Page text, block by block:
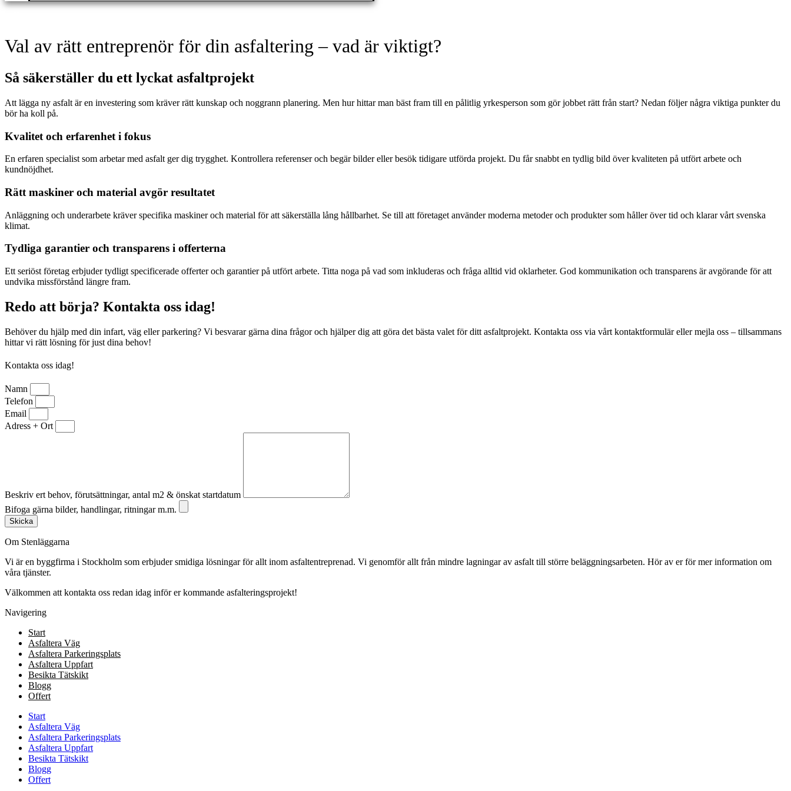
Val av rätt entreprenör för din asfaltering – vad är viktigt?
Så säkerställer du ett lyckat asfaltprojekt
Att lägga ny asfalt är en investering som kräver rätt kunskap och noggrann planering. Men hur hittar man bäst fram till en pålitlig yrkesperson som gör jobbet rätt från start? Nedan följer några viktiga punkter du
bör ha koll på.
Kvalitet och erfarenhet i fokus
En erfaren specialist som arbetar med asfalt ger dig trygghet. Kontrollera referenser och begär bilder eller besök tidigare utförda projekt. Du får snabbt en tydlig bild över kvaliteten på utfört arbete och
kundnöjdhet.
Rätt maskiner och material avgör resultatet
Anläggning och underarbete kräver specifika maskiner och material för att säkerställa lång hållbarhet. Se till att företaget använder moderna metoder och produkter som håller över tid och klarar vårt svenska
klimat.
Tydliga garantier och transparens i offerterna
Ett seriöst företag erbjuder tydligt specificerade offerter och garantier på utfört arbete. Titta noga på vad som inkluderas och fråga alltid vid oklarheter. God kommunikation och transparens är avgörande för att
undvika missförstånd längre fram.
Redo att börja? Kontakta oss idag!
Behöver du hjälp med din infart, väg eller parkering? Vi besvarar gärna dina frågor och hjälper dig att göra det bästa valet för ditt asfaltprojekt. Kontakta oss via vårt kontaktformulär eller mejla oss – tillsammans
hittar vi rätt lösning för just dina behov!
Kontakta oss idag!
Namn
Telefon
Email
Adress + Ort
Beskriv ert behov, förutsättningar, antal m2 & önskat startdatum
Bifoga gärna bilder, handlingar, ritningar m.m.
Skicka
Om Stenläggarna
Vi är en byggfirma i Stockholm som erbjuder smidiga lösningar för allt inom asfaltentreprenad. Vi genomför allt från mindre lagningar av asfalt till större beläggningsarbeten. Hör av er för mer information om
våra tjänster.
Välkommen att kontakta oss redan idag inför er kommande asfalteringsprojekt!
Navigering
Start
Asfaltera Väg
Asfaltera Parkeringsplats
Asfaltera Uppfart
Besikta Tätskikt
Blogg
Offert
Start
Asfaltera Väg
Asfaltera Parkeringsplats
Asfaltera Uppfart
Besikta Tätskikt
Blogg
Offert